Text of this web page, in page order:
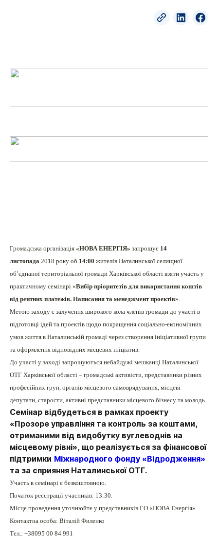
Громадська організація «НОВА ЕНЕРГІЯ» запрошує 14
листопада 2018 року об 14:00 жителів Наталинської селищної
об’єднаної територіальної громади Харківської області взяти участь у
практичному семінарі «Вибір пріоритетів для використання коштів
від рентних платежів. Написання та менеджмент проектів».
Метою заходу є залучення широкого кола членів громади до участі в
підготовці ідей та проектів щодо покращення соціально-економічних
умов життя в Наталинській громаді через створення ініціативної групи
та оформлення відповідних місцевих ініціатив.
До участі у заході запрошуються небайдужі мешканці Наталинської
ОТГ Харківської області – громадські активісти, представники різних
професійних груп, органів місцевого самоврядування, місцеві
депутати, старости, активні представники місцевого бізнесу та молодь.
Семінар відбудеться в рамках проекту
«Прозоре управління та контроль за коштами,
отриманими від видобутку вуглеводнів на
місцевому рівні», що реалізується за фінансової
підтримки Міжнародного фонду «Відродження»
та за сприяння Наталинської ОТГ.
Участь в семінарі є безкоштовною.
Початок реєстрації учасників: 13:30.
Місце проведення уточнюйте у представників ГО «НОВА Енергія»
Контактна особа: Віталій Филенко
Тел.: +38095 00 84 991